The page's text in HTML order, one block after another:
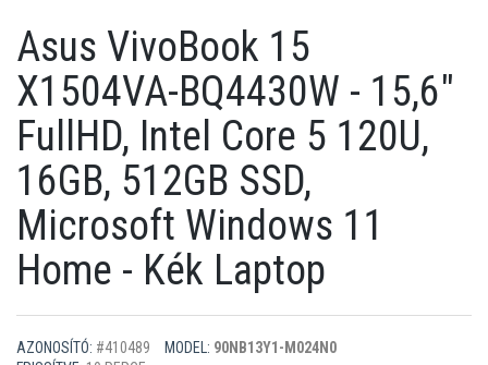
Asus VivoBook 15
X1504VA-BQ4430W - 15,6"
FullHD, Intel Core 5 120U,
16GB, 512GB SSD,
Microsoft Windows 11
Home - Kék Laptop
AZONOSÍTÓ: #410489 MODEL: 90NB13Y1-M024N0